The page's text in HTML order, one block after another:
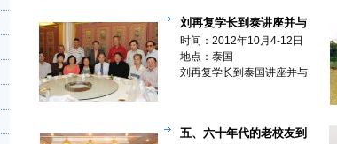
刘再复学长到泰讲座并与
国光泰国校友会联欢【欢聚
篇】
时间：2012年10月4-12日
地点：泰国
刘再复学长到泰国讲座并与
五、六十年代的老校友到